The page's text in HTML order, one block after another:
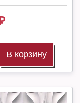
В корзину